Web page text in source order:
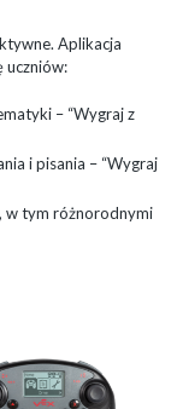
Aplikacja
uczniów:
– “Wygraj z
i pisania – “Wygraj
w tym różnorodnymi